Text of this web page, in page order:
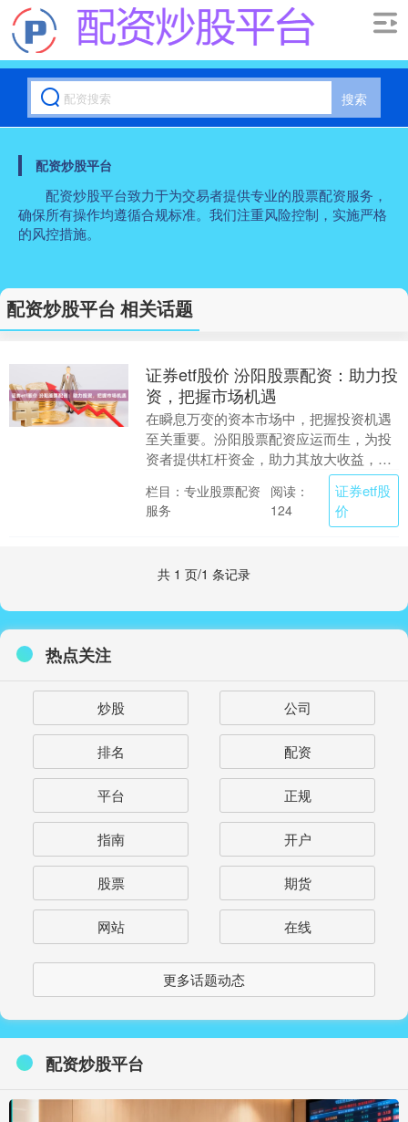
搜索
配资炒股平台
配资炒股平台致力于为交易者提供专业的股票配资服务，
确保所有操作均遵循合规标准。我们注重风险控制，实施严格
的风控措施。
配资炒股平台 相关话题
证券etf股价 汾阳股票配资：助力投
资，把握市场机遇
在瞬息万变的资本市场中，把握投资机遇
至关重要。汾阳股票配资应运而生，为投
资者提供杠杆资金，助力其放大收益，抓
住市场良机。 2. **老虎证券：**美国上市
券商，....
栏目：专业股票配资
服务
阅读：
124
证券etf股
价
共 1 页/1 条记录
热点关注
炒股 公司
排名 配资
平台 正规
指南 开户
股票 期货
网站 在线
更多话题动态
配资炒股平台